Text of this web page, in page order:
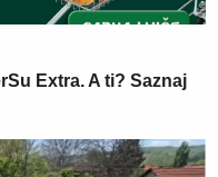
Extra. A ti? Saznaj